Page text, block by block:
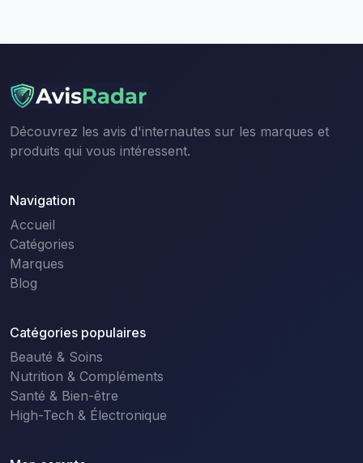
Découvrez les avis d'internautes sur les marques et
produits qui vous intéressent.
Navigation
Accueil
Catégories
Marques
Blog
Catégories populaires
Beauté & Soins
Nutrition & Compléments
Santé & Bien-être
High-Tech & Électronique